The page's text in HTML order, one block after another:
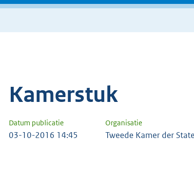
Kamerstuk
Datum publicatie Organisatie
03-10-2016 14:45 Tweede Kamer der